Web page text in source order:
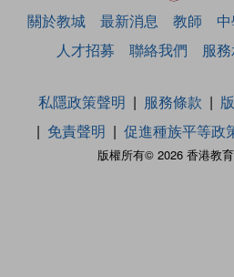
關於教城 最新消息 教師
人才招募
聯絡我們 服
版權所有© 2026 香港教
私隱政策聲明 服務條款
免責聲明
促進種族平等政